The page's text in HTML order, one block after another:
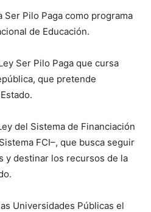
Ser Pilo Paga como programa
de Educación.
Ser Pilo Paga que cursa
que pretende
del Sistema de Financiación
FCI–, que busca seguir
y destinar los recursos de la
Universidades Públicas el